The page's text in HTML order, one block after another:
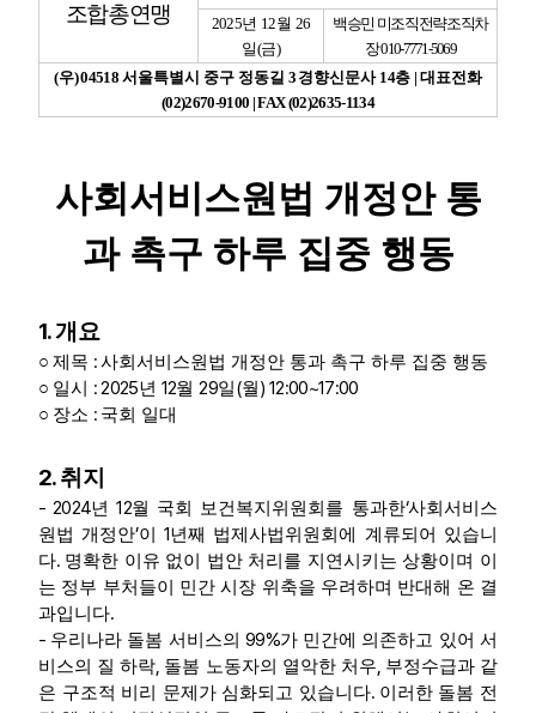
조합총연맹
2025년 12월 26
일(금)
백승민 미조직전략조직차
장010-7771-5069
(우) 04518 서울특별시 중구 정동길 3 경향신문사 14층 | 대표전화
(02)2670-9100 | FAX (02)2635-1134
사회서비스원법 개정안 통
과 촉구 하루 집중 행동
1.개요
○ 제목 :사회서비스원법 개정안 통과 촉구 하루 집중 행동
○ 일시 : 2025년 12월29일(월) 12:00~17:00
○ 장소 : 국회 일대
2.취지
- 2024년12월 국회 보건복지위원회를 통과한‘사회서비스
원법 개정안’이 1년째 법제사법위원회에 계류되어 있습니
다. 명확한 이유 없이 법안 처리를 지연시키는 상황이며 이
는 정부 부처들이 민간 시장 위축을 우려하며 반대해 온 결
과입니다.
- 우리나라 돌봄 서비스의 99%가 민간에 의존하고 있어 서
비스의 질 하락, 돌봄 노동자의 열악한 처우, 부정수급과 같
은 구조적 비리 문제가 심화되고 있습니다. 이러한 돌봄 전